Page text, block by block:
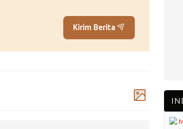
Kirim Berita